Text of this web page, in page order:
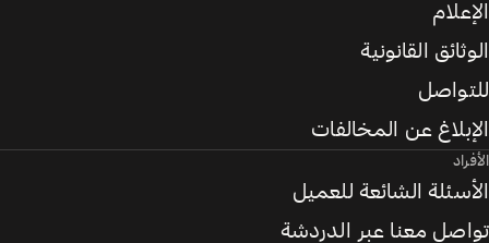
الإعلام
الوثائق القانونية
للتواصل
الإبلاغ عن المخالفات
الأفراد
الأسئلة الشائعة للعميل
تواصل معنا عبر الدردشة